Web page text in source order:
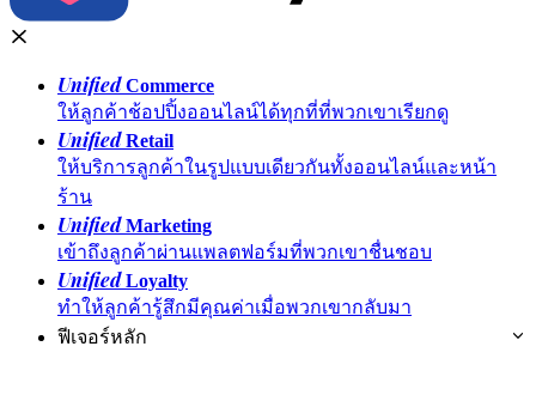
UnifiedCommerce
ให้ลูกค้าช้อปปิ้งออนไลน์ได้ทุกที่ที่พวกเขาเรียกดู
UnifiedRetail
ให้บริการลูกค้าในรูปแบบเดียวกันทั้งออนไลน์และหน้า
ร้าน
UnifiedMarketing
เข้าถึงลูกค้าผ่านแพลตฟอร์มที่พวกเขาชื่นชอบ
UnifiedLoyalty
ทำให้ลูกค้ารู้สึกมีคุณค่าเมื่อพวกเขากลับมา
ฟีเจอร์หลัก